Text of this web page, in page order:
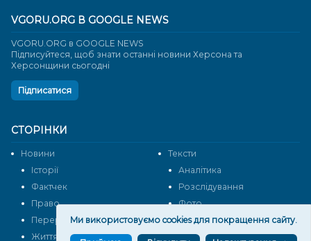
СТОРІНКИ
Новини
Тексти
Історії
Аналітика
Фактчек
Розслідування
Право
Фото
Перерва на каву
Промо
Життя
Блоги
VGORU.ORG В GOOGLE NEWS
VGORU.ORG в GOOGLE NEWS
Підписуйтеся, щоб знати останні новини Херсона та
Херсонщини сьогодні
Підписатися
Ми використовуємо cookies для покращення сайту.